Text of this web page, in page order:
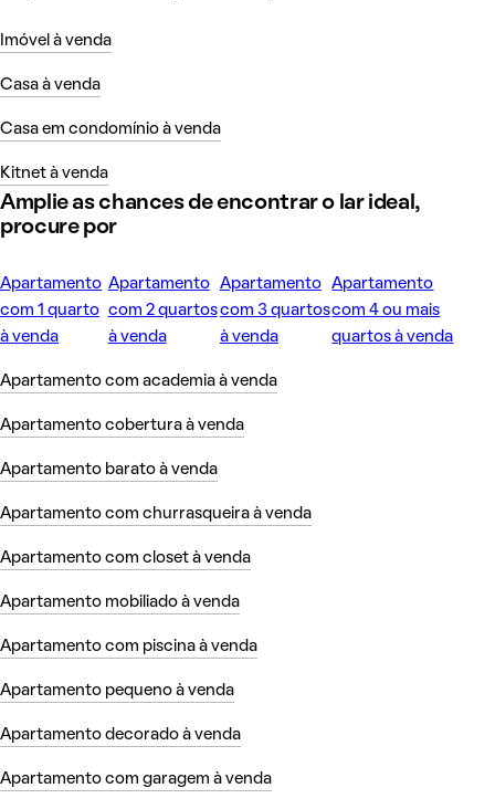
Imóvel à venda
Casa à venda
Casa em condomínio à venda
Kitnet à venda
Amplie as chances de encontrar o lar ideal,
procure por
Apartamento
com 1 quarto
à venda
Apartamento
com 2 quartos
à venda
Apartamento
com 3 quartos
à venda
Apartamento
com 4 ou mais
quartos à venda
Apartamento com academia à venda
Apartamento cobertura à venda
Apartamento barato à venda
Apartamento com churrasqueira à venda
Apartamento com closet à venda
Apartamento mobiliado à venda
Apartamento com piscina à venda
Apartamento pequeno à venda
Apartamento decorado à venda
Apartamento com garagem à venda